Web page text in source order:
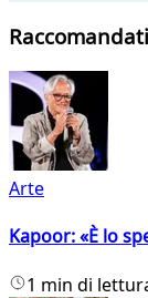
Arte
Kapoor: «È lo
1 min di